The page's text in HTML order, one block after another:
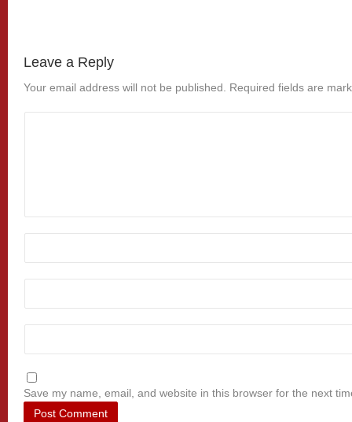
Leave a Reply
Your email address will not be published. Required fields are
Save my name, email, and website in this browser for the next